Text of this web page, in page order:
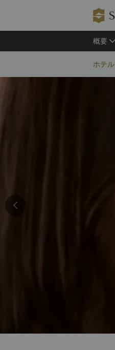
概要
ホテル